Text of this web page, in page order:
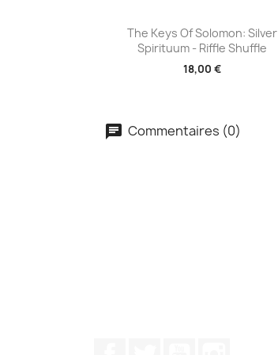
Aperçu rapide
The Keys Of Solomon: Silver
Spirituum - Riffle Shuffle
18,00 €
Commentaires (0)